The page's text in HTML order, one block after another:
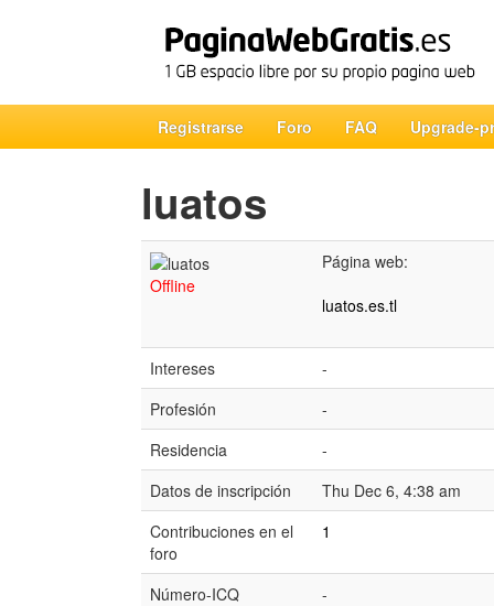
Registrarse Foro FAQ Upgrade-
luatos
Offline
Página web:
luatos.es.tl
Intereses
-
Profesión
-
Residencia
-
Datos de inscripción
Thu Dec 6, 4:38 am
Contribuciones en el
foro
1
Número-ICQ
-